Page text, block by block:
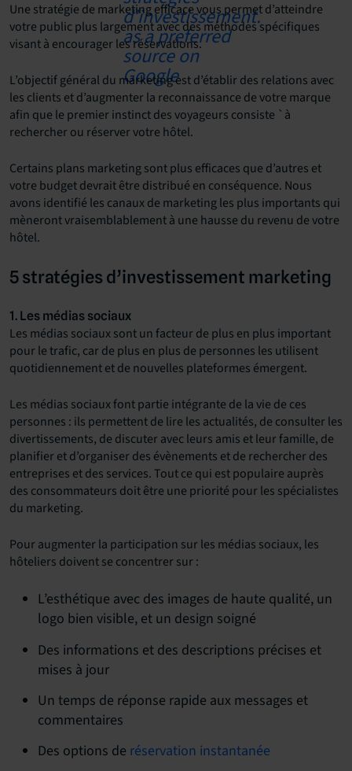
Une stratégie de marketing efficace vous permet d’atteindre
votre public plus largement avec des méthodes spécifiques
visant à encourager les réservations.
L’objectif général du marketing est d’établir des relations avec
les clients et d’augmenter la reconnaissance de votre marque
afin que le premier instinct des voyageurs consiste `à
rechercher ou réserver votre hôtel.
Certains plans marketing sont plus efficaces que d’autres et
votre budget devrait être distribué en conséquence. Nous
avons identifié les canaux de marketing les plus importants qui
mèneront vraisemblablement à une hausse du revenu de votre
hôtel.
5 stratégies d’investissement marketing
1. Les médias sociaux
Les médias sociaux sont un facteur de plus en plus important
pour le trafic, car de plus en plus de personnes les utilisent
quotidiennement et de nouvelles plateformes émergent.
Les médias sociaux font partie intégrante de la vie de ces
personnes : ils permettent de lire les actualités, de consulter les
divertissements, de discuter avec leurs amis et leur famille, de
planifier et d’organiser des évènements et de rechercher des
entreprises et des services. Tout ce qui est populaire auprès
des consommateurs doit être une priorité pour les spécialistes
du marketing.
Pour augmenter la participation sur les médias sociaux, les
hôteliers doivent se concentrer sur :
L’esthétique avec des images de haute qualité, un
logo bien visible, et un design soigné
Des informations et des descriptions précises et
mises à jour
Un temps de réponse rapide aux messages et
commentaires
Des options de réservation instantanée